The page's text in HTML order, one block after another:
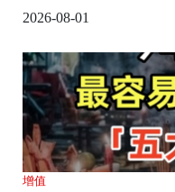
2026-08-01
增值